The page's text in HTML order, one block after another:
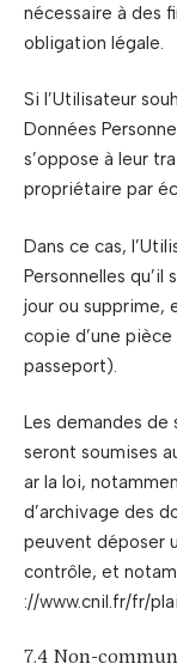
nécessaire à des
obligation légale.
Si l’Utilisateur
Données
s’oppose à leur
propriétaire par
Dans ce cas,
Personnelles
jour ou supprime,
copie d’une
passeport).
Les demandes de
seront soumises
ar la loi,
d’archivage des
peuvent déposer
contrôle, et
://www.cnil.fr/fr/
7.4 Non-